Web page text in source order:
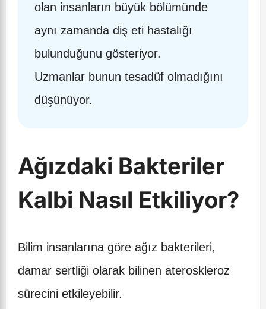
olan insanların büyük bölümünde
aynı zamanda diş eti hastalığı
bulunduğunu gösteriyor.
Uzmanlar bunun tesadüf olmadığını
düşünüyor.
Ağızdaki Bakteriler
Kalbi Nasıl Etkiliyor?
Bilim insanlarına göre ağız bakterileri,
damar sertliği olarak bilinen ateroskleroz
sürecini etkileyebilir.